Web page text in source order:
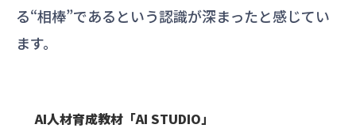
る“相棒”であるという認識が深まったと感じてい
ます。
AI人材育成教材「AI STUDIO」